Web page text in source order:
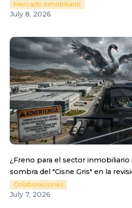
Mercado inmobiliario
July 8, 2026
¿Freno para el sector inmobiliario
sombra del "Cisne Gris" en la
Colaboraciones
July 7, 2026